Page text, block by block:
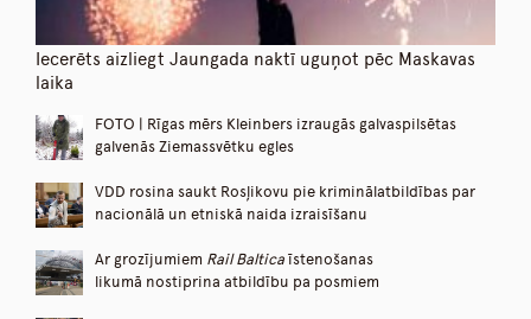
Iecerēts aizliegt Jaungada naktī uguņot pēc Maskavas
laika
FOTO | Rīgas mērs Kleinbers izraugās galvaspilsētas
galvenās Ziemassvētku egles
VDD rosina saukt Rosļikovu pie kriminālatbildības par
nacionālā un etniskā naida izraisīšanu
Ar grozījumiem Rail Baltica īstenošanas
likumā nostiprina atbildību pa posmiem